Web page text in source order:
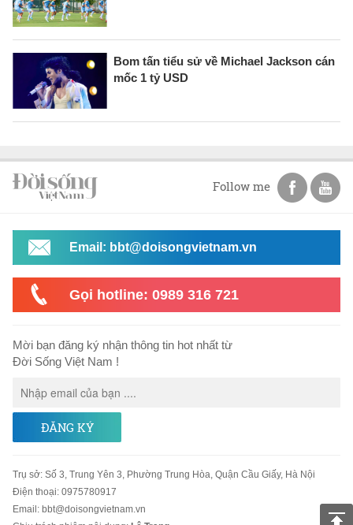
Bom tấn tiểu sử về Michael Jackson cán
mốc 1 tỷ USD
Follow me
Email: bbt@doisongvietnam.vn
Gọi hotline: 0989 316 721
Mời bạn đăng ký nhận thông tin hot nhất từ
Đời Sống Việt Nam !
ĐĂNG KÝ
Trụ sở: Số 3, Trung Yên 3, Phường Trung Hòa, Quận Cầu Giấy, Hà Nội
Điện thoại: 0975780917
Email : bbt@doisongvietnam.vn